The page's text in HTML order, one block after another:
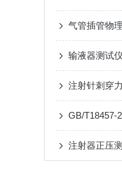
气管插管物
输液器测试
注射器正压